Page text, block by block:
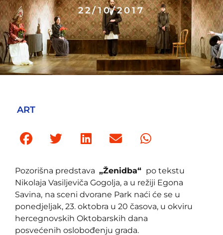
22/10/2017
ART
Pozorišna predstava „Ženidba“ po tekstu
Nikolaja Vasiljeviča Gogolja, a u režiji Egona
Savina, na sceni dvorane Park naći će se u
ponedjeljak, 23. oktobra u 20 časova, u okviru
hercegnovskih Oktobarskih dana
posvećenih oslobođenju grada.